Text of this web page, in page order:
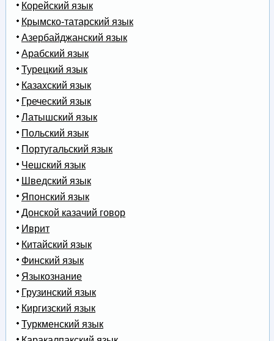
Корейский язык
Крымско-татарский язык
Азербайджанский язык
Арабский язык
Турецкий язык
Казахский язык
Греческий язык
Латышский язык
Польский язык
Португальский язык
Чешский язык
Шведский язык
Японский язык
Донской казачий говор
Иврит
Китайский язык
Финский язык
Языкознание
Грузинский язык
Киргизский язык
Туркменский язык